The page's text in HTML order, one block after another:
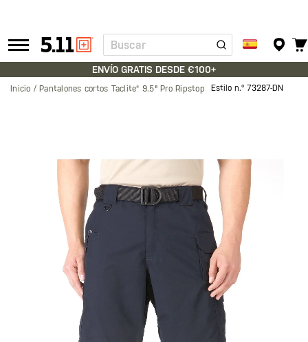
Tactical
Gear
Buscar
ENVÍO GRATIS DESDE €100+
Inicio Pantalones cortos Taclite® 9.5" Pro Ripstop Estilo n.º 73287-DN
imágenes